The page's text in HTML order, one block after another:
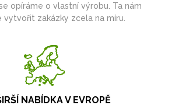
opíráme o vlastní výrobu. Ta nám
vytvořit zakázky zcela na míru.
NABÍDKA V EVROPĚ